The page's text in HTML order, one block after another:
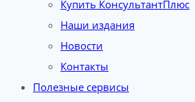
Купить КонсультантПлюс
Наши издания
Новости
Контакты
Полезные сервисы